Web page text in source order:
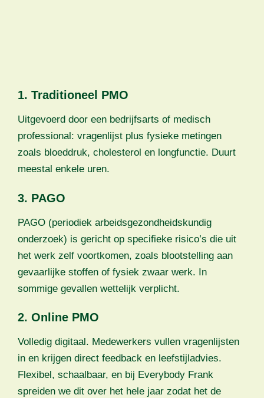
1. Traditioneel PMO
Uitgevoerd door een bedrijfsarts of medisch
professional: vragenlijst plus fysieke metingen
zoals bloeddruk, cholesterol en longfunctie. Duurt
meestal enkele uren.
3. PAGO
PAGO (periodiek arbeidsgezondheidskundig
onderzoek) is gericht op specifieke risico’s die uit
het werk zelf voortkomen, zoals blootstelling aan
gevaarlijke stoffen of fysiek zwaar werk. In
sommige gevallen wettelijk verplicht.
2. Online PMO
Volledig digitaal. Medewerkers vullen vragenlijsten
in en krijgen direct feedback en leefstijladvies.
Flexibel, schaalbaar, en bij Everybody Frank
spreiden we dit over het hele jaar zodat het de